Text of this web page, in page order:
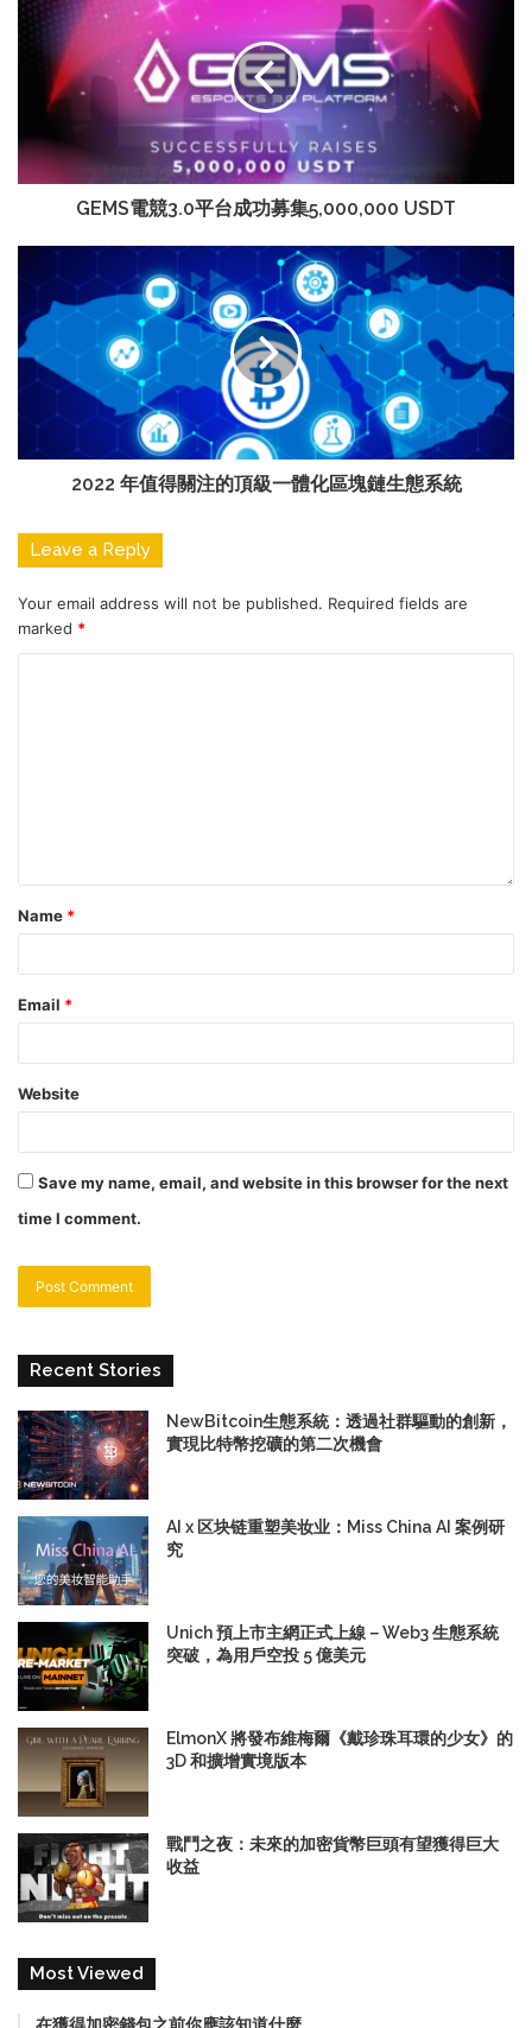
GEMS電競3.0平台成功募集5,000,000 USDT
2022 年值得關注的頂級一體化區塊鏈生態系統
Leave a Reply
Your email address will not be published. Required fields are
marked *
Name *
Email *
Website
Save my name, email, and website in this browser for the next
time I comment.
Recent Stories
NewBitcoin生態系統：透過社群驅動的創新，
實現比特幣挖礦的第二次機會
AI x 区块链重塑美妆业：Miss China AI 案例研
究
Unich 預上市主網正式上線－Web3 生態系統
突破，為用戶空投 5 億美元
ElmonX 將發布維梅爾《戴珍珠耳環的少女》的
3D 和擴增實境版本
戰鬥之夜：未來的加密貨幣巨頭有望獲得巨大
收益
Most Viewed